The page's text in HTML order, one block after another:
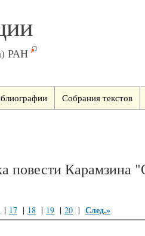
РАН
Собрания текстов
повести Карамзина
| 17 | 18 | 19 | 20 | След.»